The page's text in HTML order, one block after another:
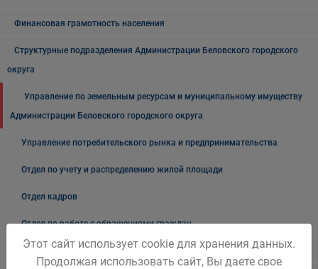
Финансовая грамотность населения
Структурные подразделения Администрации Беловского городского
округа
Управление по земельным ресурсам и муниципальному имуществу
Администрации Беловского городского округа
Управление потребительского рынка и предпринимательства
Отдел по учету и распределению жилой площади
Отдел кадров
Отдел по работе с обращениями граждан
Отдел промышленности, транспорта и связи
Этот сайт использует cookie для хранения данных.
Продолжая использовать сайт, Вы даете свое